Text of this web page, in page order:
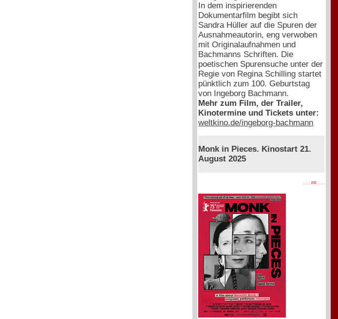
In dem inspirierenden
Dokumentarfilm begibt sich
Sandra Hüller auf die Spuren der
Ausnahmeautorin, eng verwoben
mit Originalaufnahmen und
Bachmanns Schriften. Die
poetischen Spurensuche unter der
Regie von Regina Schilling startet
pünktlich zum 100. Geburtstag
von Ingeborg Bachmann.
Mehr zum Film, der Trailer,
Kinotermine und Tickets unter:
weltkino.de/ingeborg-bachmann
Monk in Pieces. Kinostart 21.
August 2025
. . . . PR . . . .